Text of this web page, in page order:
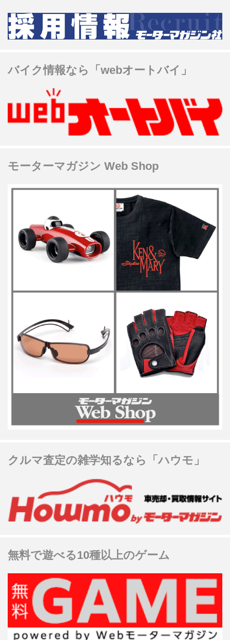
バイク情報なら「webオートバイ」
モーターマガジン Web Shop
クルマ査定の雑学知るなら「ハウモ」
無料で遊べる10種以上のゲーム